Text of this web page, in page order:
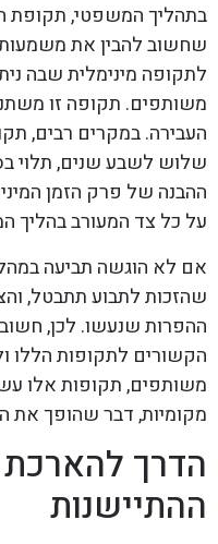
בתהליך המשפטי, תקופת
שחשוב להבין את
לתקופה מינימלית שבה
משותפים. תקופה זו
העבירה. במקרים רבים,
שלוש לשבע שנים, תלוי
ההבנה של פרק הזמן
על כל צד המעורב בהליך
אם לא הוגשה תביעה
שהזכות לתבוע תתבטל,
ההפרות שנעשו. לכן,
הקשורים לתקופות הללו
משותפים, תקופות אלו
מקומיות, דבר שהופך את
הדרך
ההתיישנות